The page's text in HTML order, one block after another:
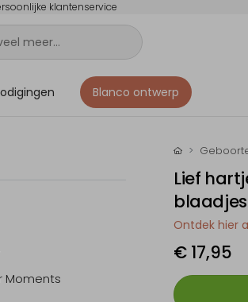
klantenservice
Blanco ontwerp
Moments
Lief
Ontdek hier
€ 17,95